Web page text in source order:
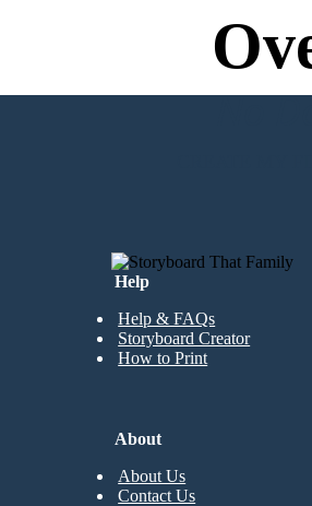
No
Help
Help & FAQs
Storyboard Creator
How to Print
About
About Us
Contact Us